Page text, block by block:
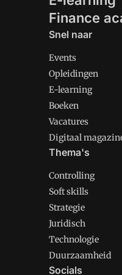
Finance
Snel naar
Events
Opleidingen
E-learning
Boeken
Vacatures
Digitaal
Thema's
Controlling
Soft skills
Strategie
Juridisch
Technologie
Duurzaamheid
Socials